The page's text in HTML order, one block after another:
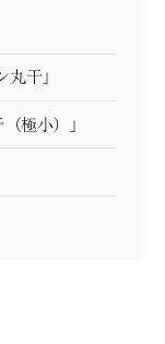
干」
極小）」